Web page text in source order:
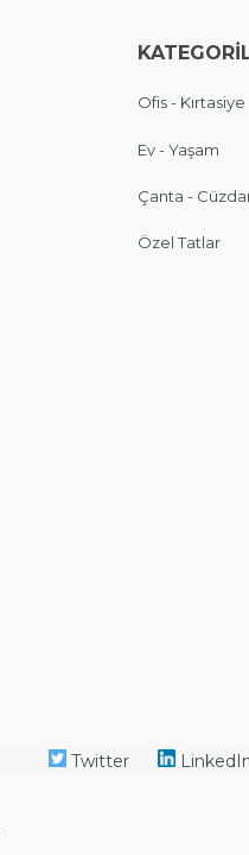
Ofis - Kırtasiye
Ev - Yaşam
Çanta -
Özel Tatlar
Twitter